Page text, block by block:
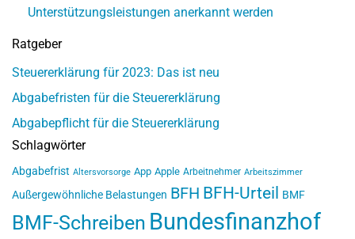
Unterstützungsleistungen anerkannt werden
Ratgeber
Steuererklärung für 2023: Das ist neu
Abgabefristen für die Steuererklärung
Abgabepflicht für die Steuererklärung
Schlagwörter
Abgabefrist Altersvorsorge App Apple Arbeitnehmer Arbeitszimmer
Außergewöhnliche Belastungen BFH BFH-Urteil BMF
BMF-Schreiben Bundesfinanzhof